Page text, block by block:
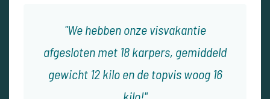
We hebben onze visvakantie
afgesloten met 18 karpers, gemiddeld
gewicht 12 kilo en de topvis woog 16